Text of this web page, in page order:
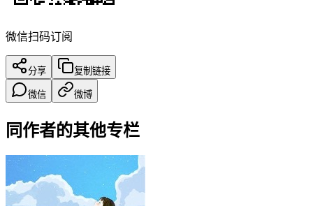
微信扫码订阅
分享 复制链接
微信 微博
同作者的其他专栏